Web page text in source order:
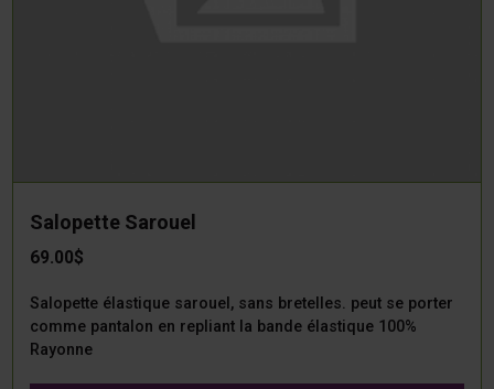
Salopette Sarouel
69.00$
Salopette élastique sarouel, sans bretelles. peut se porter
comme pantalon en repliant la bande élastique 100%
Rayonne